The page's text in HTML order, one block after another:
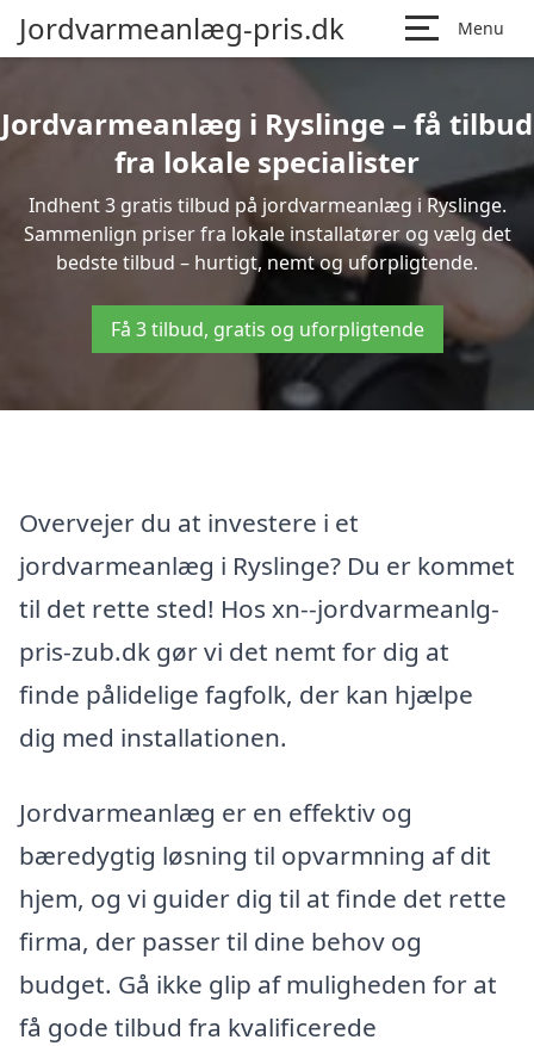
Jordvarmeanlæg-pris.dk Menu
Jordvarmeanlæg i Ryslinge – få tilbud
fra lokale specialister
Indhent 3 gratis tilbud på jordvarmeanlæg i Ryslinge.
Sammenlign priser fra lokale installatører og vælg det
bedste tilbud – hurtigt, nemt og uforpligtende.
Få 3 tilbud, gratis og uforpligtende
Overvejer du at investere i et
jordvarmeanlæg i Ryslinge? Du er kommet
til det rette sted! Hos xn--jordvarmeanlg-
pris-zub.dk gør vi det nemt for dig at
finde pålidelige fagfolk, der kan hjælpe
dig med installationen.
Jordvarmeanlæg er en effektiv og
bæredygtig løsning til opvarmning af dit
hjem, og vi guider dig til at finde det rette
firma, der passer til dine behov og
budget. Gå ikke glip af muligheden for at
få gode tilbud fra kvalificerede